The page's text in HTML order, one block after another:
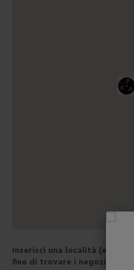
Inserisci una località (es zip
fine di trovare i negozi più